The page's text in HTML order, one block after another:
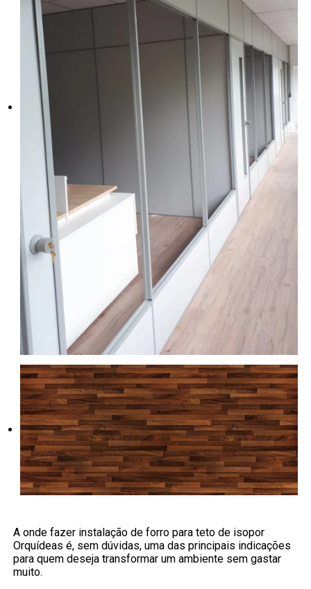
A onde fazer instalação de forro para teto de isopor
Orquídeas é, sem dúvidas, uma das principais indicações
para quem deseja transformar um ambiente sem gastar
muito.